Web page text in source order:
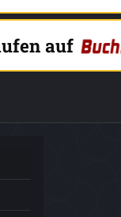
auf